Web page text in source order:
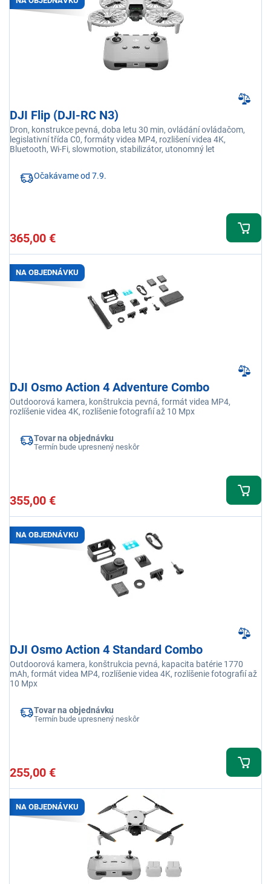
DJI Flip (DJI-RC N3)
Dron, konstrukce pevná, doba letu 30 min, ovládání ovládačom,
legislativní třída C0, formáty videa MP4, rozlišení videa 4K,
Bluetooth, Wi-Fi, slowmotion, stabilizátor, utonomný let
Očakávame od 7.9.
365,00 €
NA OBJEDNÁVKU
DJI Osmo Action 4 Adventure Combo
Outdoorová kamera, konštrukcia pevná, formát videa MP4,
rozlíšenie videa 4K, rozlíšenie fotografií až 10 Mpx
Tovar na objednávku
Termín bude upresnený neskôr
355,00 €
NA OBJEDNÁVKU
DJI Osmo Action 4 Standard Combo
Outdoorová kamera, konštrukcia pevná, kapacita batérie 1770
mAh, formát videa MP4, rozlíšenie videa 4K, rozlíšenie fotografií až
10 Mpx
Tovar na objednávku
Termín bude upresnený neskôr
255,00 €
NA OBJEDNÁVKU